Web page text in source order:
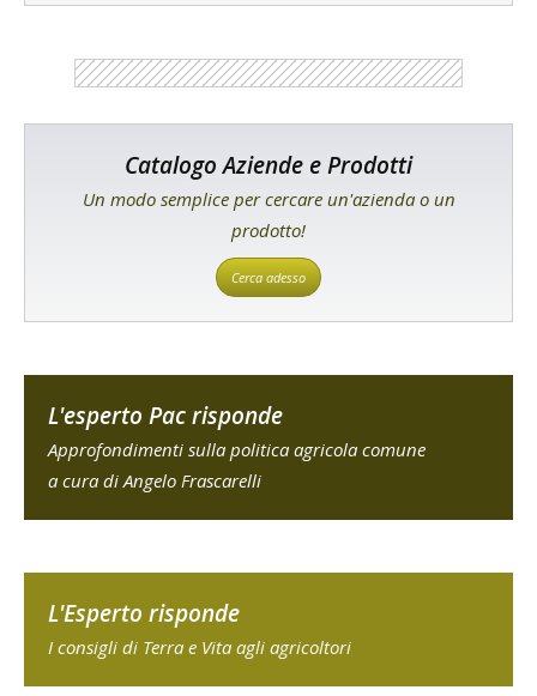
Catalogo Aziende e Prodotti
Un modo semplice per cercare un'azienda o un
prodotto!
Cerca adesso
L'esperto Pac risponde
Approfondimenti sulla politica agricola comune
a cura di Angelo Frascarelli
L'Esperto risponde
I consigli di Terra e Vita agli agricoltori